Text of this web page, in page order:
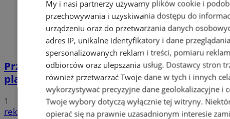
Przyszłość Wodzisławia Śląskiego:
planowane inwestycje na 2025 rok
1
reklama
My i nasi partnerzy używamy plików cookie i
przechowywania i uzyskiwania dostępu do
urządzeniu oraz do przetwarzania danych
adres IP, unikalne identyfikatory i dane
spersonalizowanych reklam i treści, pomiaru
odbiorców oraz ulepszania usług. Dostawcy stron
również przetwarzać Twoje dane w tych i innych
wykorzystywać precyzyjne dane geolokalizacyjne i
Twoje wybory dotyczą wyłącznie tej witryny.
opierać się na prawnie uzasadnionym interesie